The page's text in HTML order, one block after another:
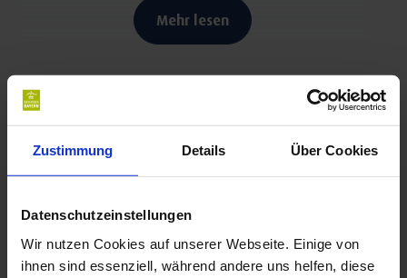
Zustimmung Details Über Cookies
Datenschutzeinstellungen
Wir nutzen Cookies auf unserer Webseite. Einige von
ihnen sind essenziell, während andere uns helfen, diese
Mehr lesen
Kontakt für Ihre Kur oder Ihren Gesundheits-
Urlaub:
Nibelungenstr. 49
94086 Bad Griesbach i.Rottal
Auf Karte anzeigen | Route planen